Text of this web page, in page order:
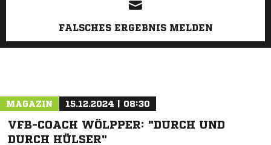
FALSCHES ERGEBNIS MELDEN
MAGAZIN 15.12.2024 | 08:30
VFB-COACH WÖLPPER: "DURCH UND
DURCH HÜLSER"